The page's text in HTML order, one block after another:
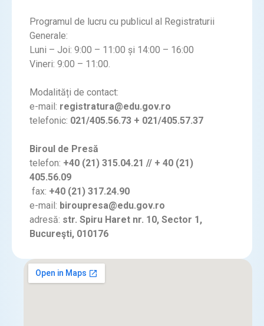
Programul de lucru cu publicul al Registraturii
Generale:
Luni – Joi: 9:00 – 11:00 și 14:00 – 16:00
Vineri: 9:00 – 11:00.​
Modalități de contact:​
e-mail: registratura@edu.gov.ro
telefonic: 021/405.56.73 + 021/405.57.37
Biroul de Presă
telefon: +40 (21) 315.04.21 // + 40 (21)
405.56.09
fax: +40 (21) 317.24.90
e-mail: biroupresa@edu.gov.ro
adresă: str. Spiru Haret nr. 10, Sector 1,
Bucureşti, 010176